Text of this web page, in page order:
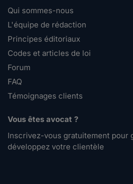
Qui sommes-nous
L'équipe de rédaction
Principes éditoriaux
Codes et articles de loi
Forum
FAQ
Témoignages clients
Vous êtes avocat ?
Inscrivez-vous gratuitement pour
développez votre clientèle